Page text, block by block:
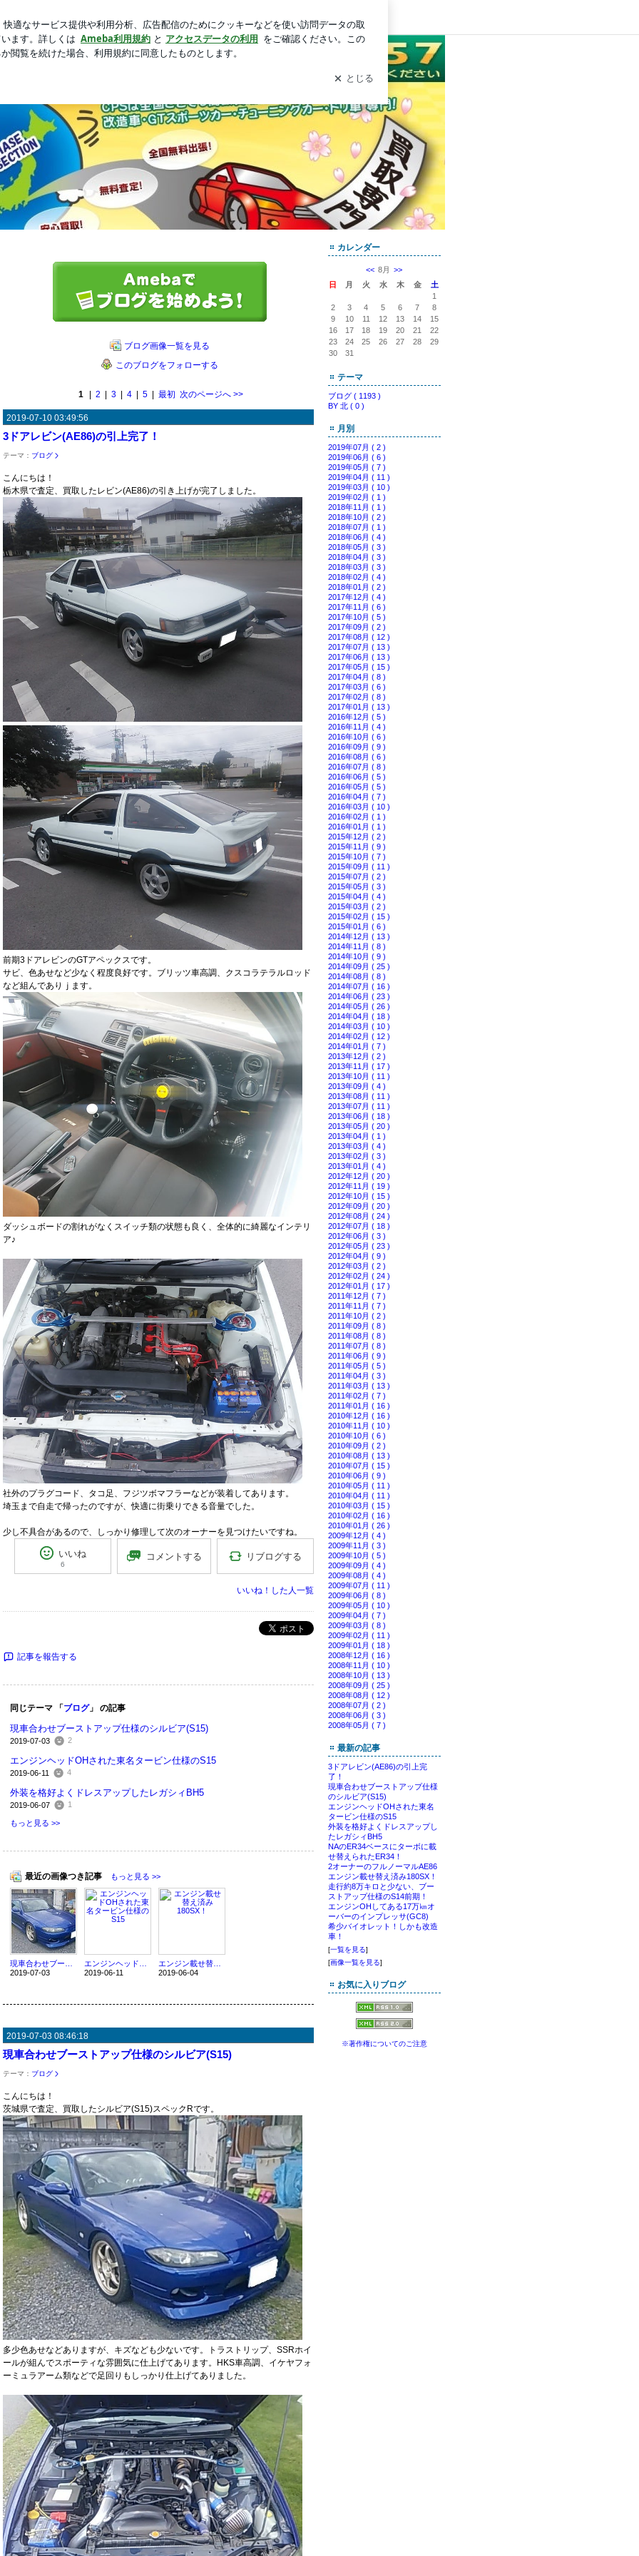
痛くないサンダル
ブログ画像一覧を見る
このブログをフォローする
1 2 3 4 5 最初 次のページへ>>
2019-07-10 03:49:56
3ドアレビン(AE86)の引上完了！
テーマ： ブログ
こんにちは！
栃木県で査定、買取したレビン(AE86)の引き上げが完了しました。
前期3ドアレビンのGTアペックスです。
サビ、色あせなど少なく程度良好です。ブリッツ車高調、クスコラテラルロッド
など組んでありｊます。
ダッシュボードの割れがなくスイッチ類の状態も良く、全体的に綺麗なインテリ
ア♪
社外のプラグコード、タコ足、フジツボマフラーなどが装着してあります。
埼玉まで自走で帰ったのですが、快適に街乗りできる音量でした。
少し不具合があるので、しっかり修理して次のオーナーを見つけたいですね。
いいね
6
コメントする リブログする
いいね！した人一覧
ポスト
記事を報告する
同じテーマ 「 ブログ」 の記事
現車合わせブーストアップ仕様のシルビア(S15)
2019-07-03 2
エンジンヘッドOHされた東名タービン仕様のS15
2019-06-11 4
外装を格好よくドレスアップしたレガシィBH5
2019-06-07 1
もっと見る >>
最近の画像つき記事 もっと見る >>
2019-07-03
2019-06-11
2019-06-04
2019-07-03 08:46:18
現車合わせブーストアップ仕様のシルビア(S15)
テーマ： ブログ
こんにちは！
茨城県で査定、買取したシルビア(S15)スペックRです。
多少色あせなどありますが、キズなども少ないです。トラストリップ、SSRホイ
ールが組んでスポーティな雰囲気に仕上げてあります。HKS車高調、イケヤフォ
ーミュラアーム類などで足回りもしっかり仕上げてありました。
カレンダー
<< 8月 >>
日
月 火 水 木 金
土
1
2
3 4 5 6 7
8
9
10 11 12 13 14
15
16
17 18 19 20 21
22
23
24 25 26 27 28
29
30
31
テーマ
ブログ ( 1193 )
BY 北 ( 0 )
月別
2019年07月 ( 2 )
2019年06月 ( 6 )
2019年05月 ( 7 )
2019年04月 ( 11 )
2019年03月 ( 10 )
2019年02月 ( 1 )
2018年11月 ( 1 )
2018年10月 ( 2 )
2018年07月 ( 1 )
2018年06月 ( 4 )
2018年05月 ( 3 )
2018年04月 ( 3 )
2018年03月 ( 3 )
2018年02月 ( 4 )
2018年01月 ( 2 )
2017年12月 ( 4 )
2017年11月 ( 6 )
2017年10月 ( 5 )
2017年09月 ( 2 )
2017年08月 ( 12 )
2017年07月 ( 13 )
2017年06月 ( 13 )
2017年05月 ( 15 )
2017年04月 ( 8 )
2017年03月 ( 6 )
2017年02月 ( 8 )
2017年01月 ( 13 )
2016年12月 ( 5 )
2016年11月 ( 4 )
2016年10月 ( 6 )
2016年09月 ( 9 )
2016年08月 ( 6 )
2016年07月 ( 8 )
2016年06月 ( 5 )
2016年05月 ( 5 )
2016年04月 ( 7 )
2016年03月 ( 10 )
2016年02月 ( 1 )
2016年01月 ( 1 )
2015年12月 ( 2 )
2015年11月 ( 9 )
2015年10月 ( 7 )
2015年09月 ( 11 )
2015年07月 ( 2 )
2015年05月 ( 3 )
2015年04月 ( 4 )
2015年03月 ( 2 )
2015年02月 ( 15 )
2015年01月 ( 6 )
2014年12月 ( 13 )
2014年11月 ( 8 )
2014年10月 ( 9 )
2014年09月 ( 25 )
2014年08月 ( 8 )
2014年07月 ( 16 )
2014年06月 ( 23 )
2014年05月 ( 26 )
2014年04月 ( 18 )
2014年03月 ( 10 )
2014年02月 ( 12 )
2014年01月 ( 7 )
2013年12月 ( 2 )
2013年11月 ( 17 )
2013年10月 ( 11 )
2013年09月 ( 4 )
2013年08月 ( 11 )
2013年07月 ( 11 )
2013年06月 ( 18 )
2013年05月 ( 20 )
2013年04月 ( 1 )
2013年03月 ( 4 )
2013年02月 ( 3 )
2013年01月 ( 4 )
2012年12月 ( 20 )
2012年11月 ( 19 )
2012年10月 ( 15 )
2012年09月 ( 20 )
2012年08月 ( 24 )
2012年07月 ( 18 )
2012年06月 ( 3 )
2012年05月 ( 23 )
2012年04月 ( 9 )
2012年03月 ( 2 )
2012年02月 ( 24 )
2012年01月 ( 17 )
2011年12月 ( 7 )
2011年11月 ( 7 )
2011年10月 ( 2 )
2011年09月 ( 8 )
2011年08月 ( 8 )
2011年07月 ( 8 )
2011年06月 ( 9 )
2011年05月 ( 5 )
2011年04月 ( 3 )
2011年03月 ( 13 )
2011年02月 ( 7 )
2011年01月 ( 16 )
2010年12月 ( 16 )
2010年11月 ( 10 )
2010年10月 ( 6 )
2010年09月 ( 2 )
2010年08月 ( 13 )
2010年07月 ( 15 )
2010年06月 ( 9 )
2010年05月 ( 11 )
2010年04月 ( 11 )
2010年03月 ( 15 )
2010年02月 ( 16 )
2010年01月 ( 26 )
2009年12月 ( 4 )
2009年11月 ( 3 )
2009年10月 ( 5 )
2009年09月 ( 4 )
2009年08月 ( 4 )
2009年07月 ( 11 )
2009年06月 ( 8 )
2009年05月 ( 10 )
2009年04月 ( 7 )
2009年03月 ( 8 )
2009年02月 ( 11 )
2009年01月 ( 18 )
2008年12月 ( 16 )
2008年11月 ( 10 )
2008年10月 ( 13 )
2008年09月 ( 25 )
2008年08月 ( 12 )
2008年07月 ( 2 )
2008年06月 ( 3 )
2008年05月 ( 7 )
最新の記事
3ドアレビン(AE86)の引上完
了！
現車合わせブーストアップ仕様
のシルビア(S15)
エンジンヘッドOHされた東名
タービン仕様のS15
外装を格好よくドレスアップし
たレガシィBH5
NAのER34ベースにターボに載
せ替えられたER34！
2オーナーのフルノーマルAE86
エンジン載せ替え済み180SX！
走行約8万キロと少ない、ブー
ストアップ仕様のS14前期！
エンジンOHしてある17万㎞オ
ーバーのインプレッサ(GC8)
希少バイオレット！しかも改造
車！
[一覧を見る]
[画像一覧を見る]
お気に入りブログ
※著作権についてのご注意